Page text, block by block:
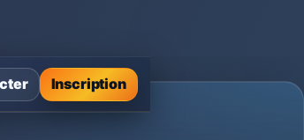
Inscription